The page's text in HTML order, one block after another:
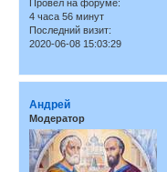
Провел на форуме:
4 часа 56 минут
Последний визит:
2020-06-08 15:03:29
Андрей
Модератор